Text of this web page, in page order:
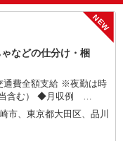
NEW
などの仕分け・梱
通費全額支給 ※夜勤は時
◆月収例
時〜19時 週5日勤務の
務 ◆月収例
21時〜翌6時 週5日勤務の
市、東京都大田区、品川